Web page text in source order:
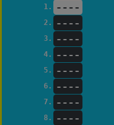
1. ----
2. ----
3. ----
4. ----
5. ----
6. ----
7. ----
8. ----